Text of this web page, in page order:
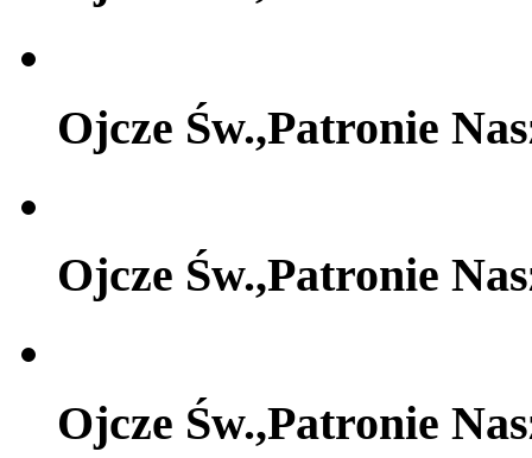
Ojcze Św.,Patronie
Ojcze Św.,Patronie
Ojcze Św.,Patronie